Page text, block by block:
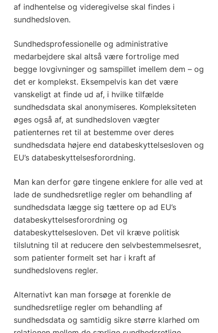
af indhentelse og videregivelse skal findes i
sundhedsloven.
Sundhedsprofessionelle og administrative
medarbejdere skal altså være fortrolige med
begge lovgivninger og samspillet imellem dem – og
det er komplekst. Eksempelvis kan det være
vanskeligt at finde ud af, i hvilke tilfælde
sundhedsdata skal anonymiseres. Kompleksiteten
øges også af, at sundhedsloven vægter
patienternes ret til at bestemme over deres
sundhedsdata højere end databeskyttelsesloven og
EU’s databeskyttelsesforordning.
Man kan derfor gøre tingene enklere for alle ved at
lade de sundhedsretlige regler om behandling af
sundhedsdata lægge sig tættere op ad EU’s
databeskyttelsesforordning og
databeskyttelsesloven. Det vil kræve politisk
tilslutning til at reducere den selvbestemmelsesret,
som patienter formelt set har i kraft af
sundhedslovens regler.
Alternativt kan man forsøge at forenkle de
sundhedsretlige regler om behandling af
sundhedsdata og samtidig sikre større klarhed om